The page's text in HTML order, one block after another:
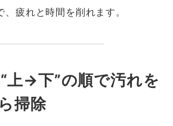
疲れと時間を削れます。
上→下”の順で汚れを
掃除